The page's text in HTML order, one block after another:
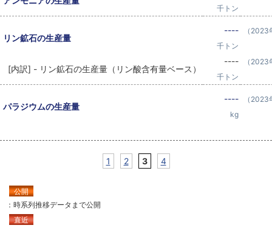
千トン
リン鉱石の生産量
----
千トン
（2023
[内訳] - リン鉱石の生産量（リン酸含有量ベース）
----
千トン
（2023
パラジウムの生産量
----
kg
（2023
1 2 3 4
公開
：時系列推移データまで公開
直近